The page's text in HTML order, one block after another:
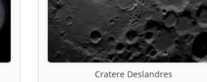
Cratere Deslandres